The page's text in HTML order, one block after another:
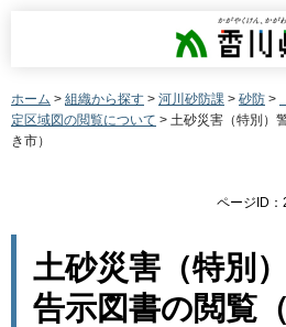
香川県
ホーム > 組織から探す > 河川砂防課 > 砂防 >
定区域図の閲覧について > 土砂災害（特別）
き市）
ページID
土砂災害（特別
告示図書の閲覧